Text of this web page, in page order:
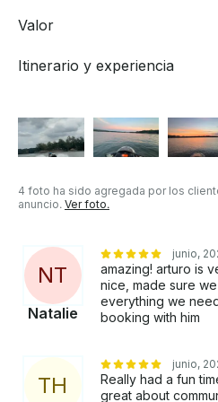
Valor
Itinerario y experiencia
4 foto ha sido agregada por los
anuncio. Ver foto.
NT
Natalie
junio,
amazing! arturo is
nice, made sure
everything we
booking with him
TH
junio,
Really had a fun
great about